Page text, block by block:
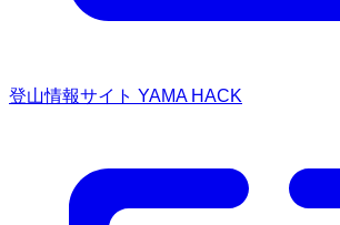
登山情報サイト YAMA HACK